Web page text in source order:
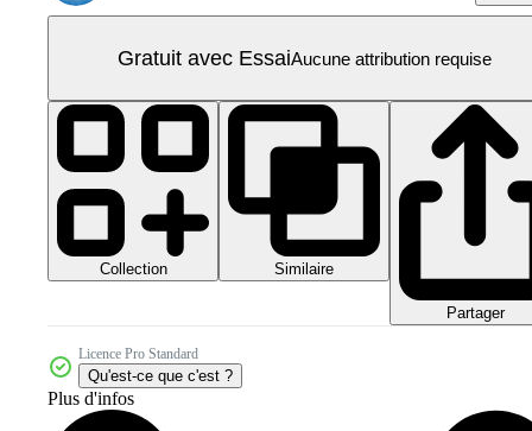
Gratuit avec EssaiAucune attribution requise
Collection Similaire
Partager
Licence Pro Standard
Qu'est-ce que c'est ?
Plus d'infos